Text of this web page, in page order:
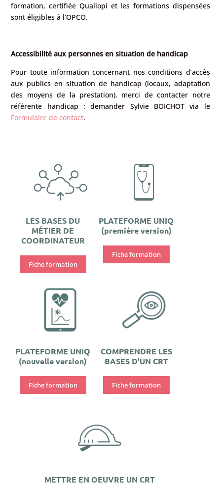
formation, certifiée Qualiopi et les formations dispensées
sont éligibles à l’OPCO.
Accessibilité aux personnes en situation de handicap
Pour toute information concernant nos conditions d’accès
aux publics en situation de handicap (locaux, adaptation
des moyens de la prestation), merci de contacter notre
référente handicap : demander Sylvie BOICHOT via le
Formulaire de contact.
LES BASES DU
MÉTIER DE
COORDINATEUR
Fiche formation
PLATEFORME UNIQ
(première version)
Fiche formation
PLATEFORME UNIQ
(nouvelle version)
Fiche formation
COMPRENDRE LES
BASES D'UN CRT
Fiche formation
METTRE EN OEUVRE UN CRT